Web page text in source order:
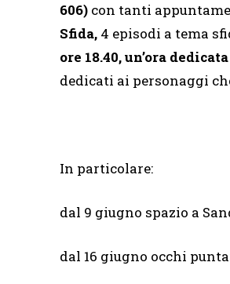
606) con tanti
Sfida, 4 episodi a tema
ore 18.40, un’ora
dedicati ai personaggi
In particolare:
dal 9 giugno spazio a
dal 16 giugno occhi